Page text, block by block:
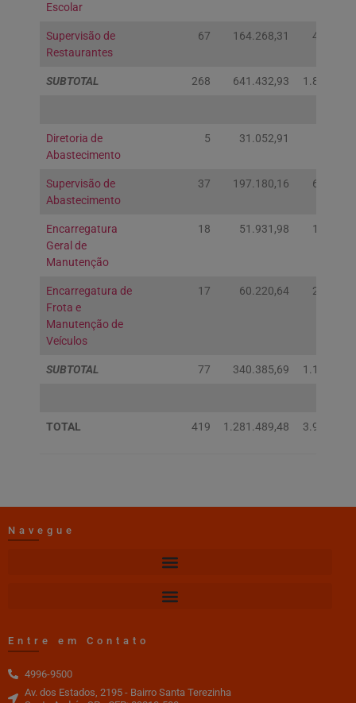
Escolar
Supervisão de
Restaurantes
67 164.268,31
SUBTOTAL 268 641.432,93
Diretoria de
Abastecimento
5 31.052,91
Supervisão de
Abastecimento
37 197.180,16
Encarregatura
Geral de
Manutenção
18 51.931,98
Encarregatura de
Frota e
Manutenção de
Veículos
17 60.220,64
SUBTOTAL 77 340.385,69
TOTAL 419 1.281.489,48
Navegue
Entre em Contato
4996-9500
Av. dos Estados, 2195 - Bairro Santa Terezinha